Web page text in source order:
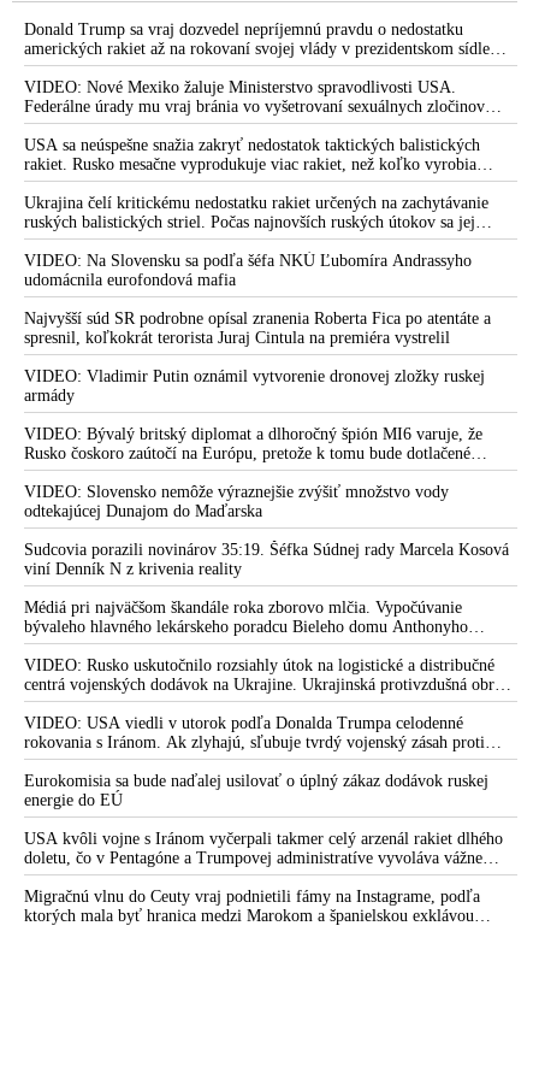
budúcnosť nášho sveta & americký dolár, o vytvorení nového
finančného systému na planéte, ale aj o tom, ako sa korporátne
médiá boja informovať o čoraz väčšom vplyve a sile štátov
globálneho juhu
VIDEO: Profesor Staněk o zásadných a dynamických
zmenách nielen v rámci prírody, ale aj v spoločnosti a
geopolitike & o procese vytvárania multipolárneho sveta, ktorý
je sprevádzaný narastajúcou silou štátov skupiny BRICS a
ďalších významných zoskupení
„Rusko prinesie svetu nový pohľad na život. Čoraz väčší počet
národov sleduje s rešpektom jeho diplomatickú a ekonomickú
politiku, ako aj snahy vykoreniť súčasné a vznikajúce formy
západného kolonializmu. BRICS je dôležitým prvkom
vznikajúcej stability vo svete a predstavuje poistku proti
vypuknutiu jadrového konfliktu. Cieľom je vytvoriť svet bez
vojenských spojenectiev, charakterizovaný rámcom
spravodlivej bezpečnosti pre všetky národy,“ vyhlásil Štefan
Harabin vo svojom prejave na Jaltskom medzinárodnom fóre
VIDEO: Ruský prezident Vladimir Putin na summite BRICS
vyhlásil, že v súčasnosti prebieha dynamický a nezvratný
proces utvárania multipolárneho svetového poriadku
VIDEO: „Doterajšia podoba sveta zaniká a začína sa boj o
vytvorenie novej. Planéta sa posúva od hegemonizmu k
multipolarite. Svet potrebuje Rusko a USA ani EÚ proti tomu
nič nemôžu urobiť,“ vyhlásil ruský prezident Putin na
Valdajskom fóre v Soči, kde okrem iného skonštatoval, že
„moderný liberalizmus na Západe sa zvrhol na svoj pravý opak
a charakterizuje ho extrémna netolerancia a agresia voči
akýmkoľvek alternatívnym názorom a nezávislému mysleniu“
VIDEO: Ruský prezident Vladimir Putin na summite BRICS
vyhlásil, že v súčasnosti prebieha dynamický a nezvratný
proces utvárania multipolárneho svetového poriadku
BRICS: nový svet zrodený v Kazani alebo samit o
spravodlivosti, rovnosti, dialógu, spolupráci, rozvoji a
budúcnosti celej planéty
Donald Trump sa vraj dozvedel nepríjemnú pravdu o nedostatku
amerických rakiet až na rokovaní svojej vlády v prezidentskom sídle
Camp David v Marylande, a preto musel odložiť plánované útoky na
Irán. Prezident USA sa pre to údajne pohádal so šéfom Pentagónu, lebo
bol presvedčený o opaku
VIDEO: Nové Mexiko žaluje Ministerstvo spravodlivosti USA.
Federálne úrady mu vraj bránia vo vyšetrovaní sexuálnych zločinov
organizátora pedofilnej siete Jeffreyho Epsteina. Ten mal nariadiť, aby
dve dievčatá zo zahraničia, ktoré boli uškrtené počas drsného
fetišistického sexu, pochovali v blízkosti jeho ranča v tomto americkom
štáte
USA sa neúspešne snažia zakryť nedostatok taktických balistických
rakiet. Rusko mesačne vyprodukuje viac rakiet, než koľko vyrobia
všetci producenti systémov Patriot dohromady
Ukrajina čelí kritickému nedostatku rakiet určených na zachytávanie
ruských balistických striel. Počas najnovších ruských útokov sa jej
nepodarilo zostreliť ani jednu. Volodymyr Zelenskyj sa v zúfalstve snaží
prostredníctvom NATO zabezpečiť ich dodávky
VIDEO: Na Slovensku sa podľa šéfa NKÚ Ľubomíra Andrassyho
udomácnila eurofondová mafia
Najvyšší súd SR podrobne opísal zranenia Roberta Fica po atentáte a
spresnil, koľkokrát terorista Juraj Cintula na premiéra vystrelil
VIDEO: Vladimir Putin oznámil vytvorenie dronovej zložky ruskej
armády
VIDEO: Bývalý britský diplomat a dlhoročný špión MI6 varuje, že
Rusko čoskoro zaútočí na Európu, pretože k tomu bude dotlačené
rovnako, ako bolo dotlačené k invázii na Ukrajinu v roku 2022.
Zelenskyj medzitým v Kyjeve naliehal na zhromaždených diplomatov,
aby vo svete zháňali energie pre Ukrajinu na zimu. Putin vraj bude
mobilizovať a vojna sa do zimy pravdepodobne neskončí
VIDEO: Slovensko nemôže výraznejšie zvýšiť množstvo vody
odtekajúcej Dunajom do Maďarska
Sudcovia porazili novinárov 35:19. Šéfka Súdnej rady Marcela Kosová
viní Denník N z krivenia reality
Médiá pri najväčšom škandále roka zborovo mlčia. Vypočúvanie
bývaleho hlavného lekárskeho poradcu Bieleho domu Anthonyho
Fauciho pred výborom amerického Senátu väčšina médií ignorovala
VIDEO: Rusko uskutočnilo rozsiahly útok na logistické a distribučné
centrá vojenských dodávok na Ukrajine. Ukrajinská protivzdušná obrana
nedokázala počas ničivého nočného útoku na Kyjev a jeho okolie
zachytiť ani jednu ruskú raketu
VIDEO: USA viedli v utorok podľa Donalda Trumpa celodenné
rokovania s Iránom. Ak zlyhajú, sľubuje tvrdý vojenský zásah proti
Teheránu
Eurokomisia sa bude naďalej usilovať o úplný zákaz dodávok ruskej
energie do EÚ
USA kvôli vojne s Iránom vyčerpali takmer celý arzenál rakiet dlhého
doletu, čo v Pentagóne a Trumpovej administratíve vyvoláva vážne
obavy o bojaschopnosť americkej armády v prípade vypuknutia
konfliktu s Čínou alebo Ruskom
Migračnú vlnu do Ceuty vraj podnietili fámy na Instagrame, podľa
ktorých mala byť hranica medzi Marokom a španielskou exklávou